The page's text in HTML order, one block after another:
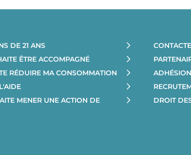
DE 21 ANS
ÊTRE ACCOMPAGNÉ
RÉDUIRE MA CONSOMMATION
MENER UNE ACTION DE
DROIT